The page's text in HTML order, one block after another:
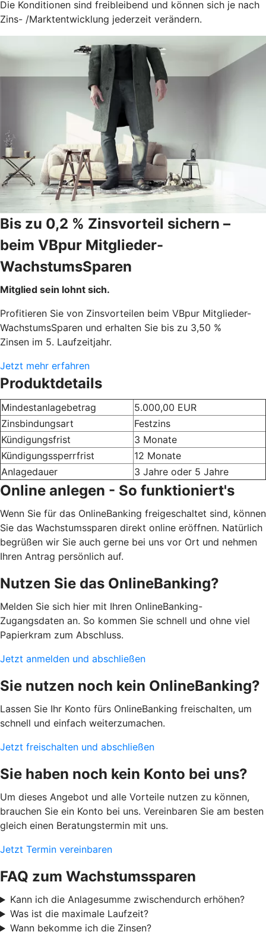
Die Konditionen sind freibleibend und können sich je nach
Zins- /Marktentwicklung jederzeit verändern.
Bis zu 0,2 % Zinsvorteil sichern –
beim VBpur Mitglieder-
WachstumsSparen
Mitglied sein lohnt sich.
Profitieren Sie von Zinsvorteilen beim VBpur Mitglieder-
WachstumsSparen und erhalten Sie bis zu 3,50 %
Zinsen im 5. Laufzeitjahr.
Jetzt mehr erfahren
Produktdetails
Mindestanlagebetrag
5.000,00 EUR
Zinsbindungsart
Festzins
Kündigungsfrist
3 Monate
Kündigungssperrfrist
12 Monate
Anlagedauer
3 Jahre oder 5 Jahre
Online anlegen - So funktioniert's
Wenn Sie für das OnlineBanking freigeschaltet sind, können
Sie das Wachstumssparen direkt online eröffnen. Natürlich
begrüßen wir Sie auch gerne bei uns vor Ort und nehmen
Ihren Antrag persönlich auf.
Nutzen Sie das OnlineBanking?
Melden Sie sich hier mit Ihren OnlineBanking-
Zugangsdaten an. So kommen Sie schnell und ohne viel
Papierkram zum Abschluss.
Jetzt anmelden und abschließen
Sie nutzen noch kein OnlineBanking?
Lassen Sie Ihr Konto fürs OnlineBanking freischalten, um
schnell und einfach weiterzumachen.
Jetzt freischalten und abschließen
Sie haben noch kein Konto bei uns?
Um dieses Angebot und alle Vorteile nutzen zu können,
brauchen Sie ein Konto bei uns. Vereinbaren Sie am besten
gleich einen Beratungstermin mit uns.
Jetzt Termin vereinbaren
FAQ zum Wachstumssparen
Kann ich die Anlagesumme zwischendurch erhöhen?
Was ist die maximale Laufzeit?
Wann bekomme ich die Zinsen?